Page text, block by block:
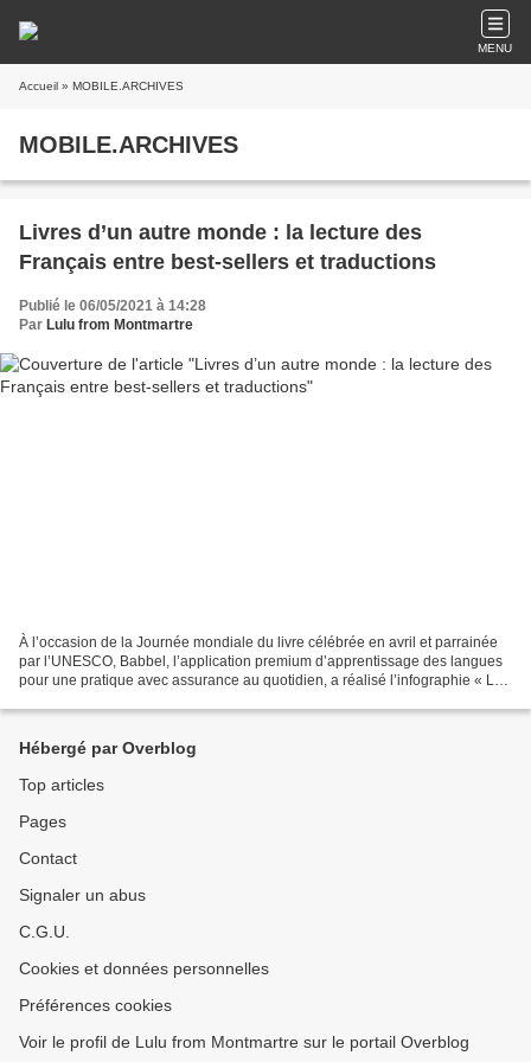
MENU
Accueil » MOBILE.ARCHIVES
MOBILE.ARCHIVES
Livres d’un autre monde : la lecture des
Français entre best-sellers et traductions
Publié le 06/05/2021 à 14:28
Par Lulu from Montmartre
À l’occasion de la Journée mondiale du livre célébrée en avril et parrainée
par l’UNESCO, Babbel, l’application premium d’apprentissage des langues
pour une pratique avec assurance au quotidien, a réalisé l’infographie « Les
Hébergé par Overblog
Top articles
Pages
Contact
Signaler un abus
C.G.U.
Cookies et données personnelles
Préférences cookies
Voir le profil de Lulu from Montmartre sur le portail Overblog